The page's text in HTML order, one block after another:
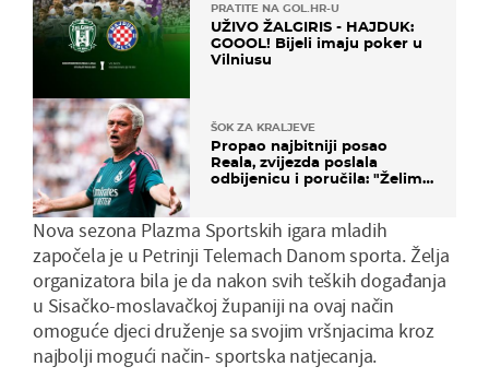
PRATITE NA GOL.HR-U
UŽIVO ŽALGIRIS - HAJDUK:
GOOOL! Bijeli imaju poker u
Vilniusu
ŠOK ZA KRALJEVE
Propao najbitniji posao
Reala, zvijezda poslala
odbijenicu i poručila: "Želim
Nova sezona Plazma Sportskih igara mladih
započela je u Petrinji Telemach Danom sporta. Želja
organizatora bila je da nakon svih teških događanja
u Sisačko-moslavačkoj županiji na ovaj način
omoguće djeci druženje sa svojim vršnjacima kroz
najbolji mogući način- sportska natjecanja.